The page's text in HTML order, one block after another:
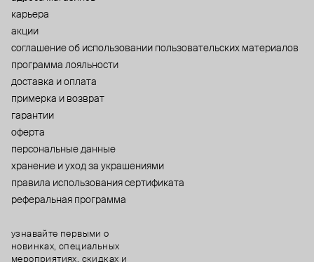
карьера
акции
cоглашение об использовании пользовательских материалов
программа лояльности
доставка и оплата
примерка и возврат
гарантии
оферта
персональные данные
хранение и уход за украшениями
правила использования сертификата
реферальная программа
узнавайте первыми о
новинках, специальных
мероприятиях, скидках и